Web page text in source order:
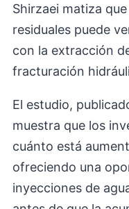
Shirzaei matiza
residuales puede
con la extracción
fracturación
El estudio,
muestra que los
cuánto está
ofreciendo una
inyecciones de